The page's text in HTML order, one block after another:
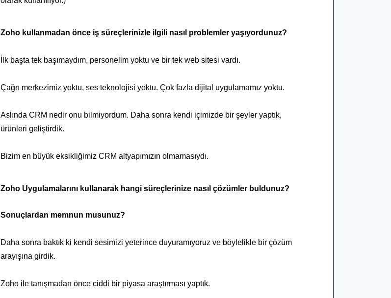
Zoho kullanmadan önce iş süreçlerinizle ilgili nasıl problemler yaşıyordunuz?
İlk başta tek başımaydım, personelim yoktu ve bir tek web sitesi vardı.
Çağrı merkezimiz yoktu, ses teknolojisi yoktu. Çok fazla dijital uygulamamız yoktu.
Aslında CRM nedir onu bilmiyordum. Daha sonra kendi içimizde bir şeyler yaptık,
ürünleri geliştirdik.
Bizim en büyük eksikliğimiz CRM altyapımızın olmamasıydı.
Zoho Uygulamalarını kullanarak hangi süreçlerinize nasıl çözümler buldunuz?
Sonuçlardan memnun musunuz?
Daha sonra baktık ki kendi sesimizi yeterince duyuramıyoruz ve böylelikle bir çözüm
arayışına girdik.
Zoho ile tanışmadan önce ciddi bir piyasa araştırması yaptık.